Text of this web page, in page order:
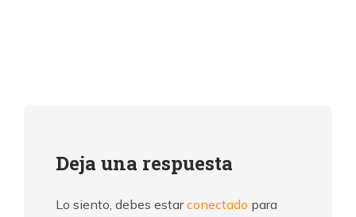
Deja una respuesta
Lo siento, debes estarconectado para